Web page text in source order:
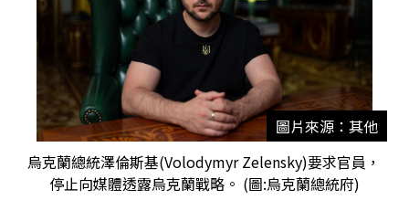
圖片來源：其他
烏克蘭總統澤倫斯基(Volodymyr Zelensky)要求官員，
停止向媒體透露烏克蘭戰略。 (圖:烏克蘭總統府)